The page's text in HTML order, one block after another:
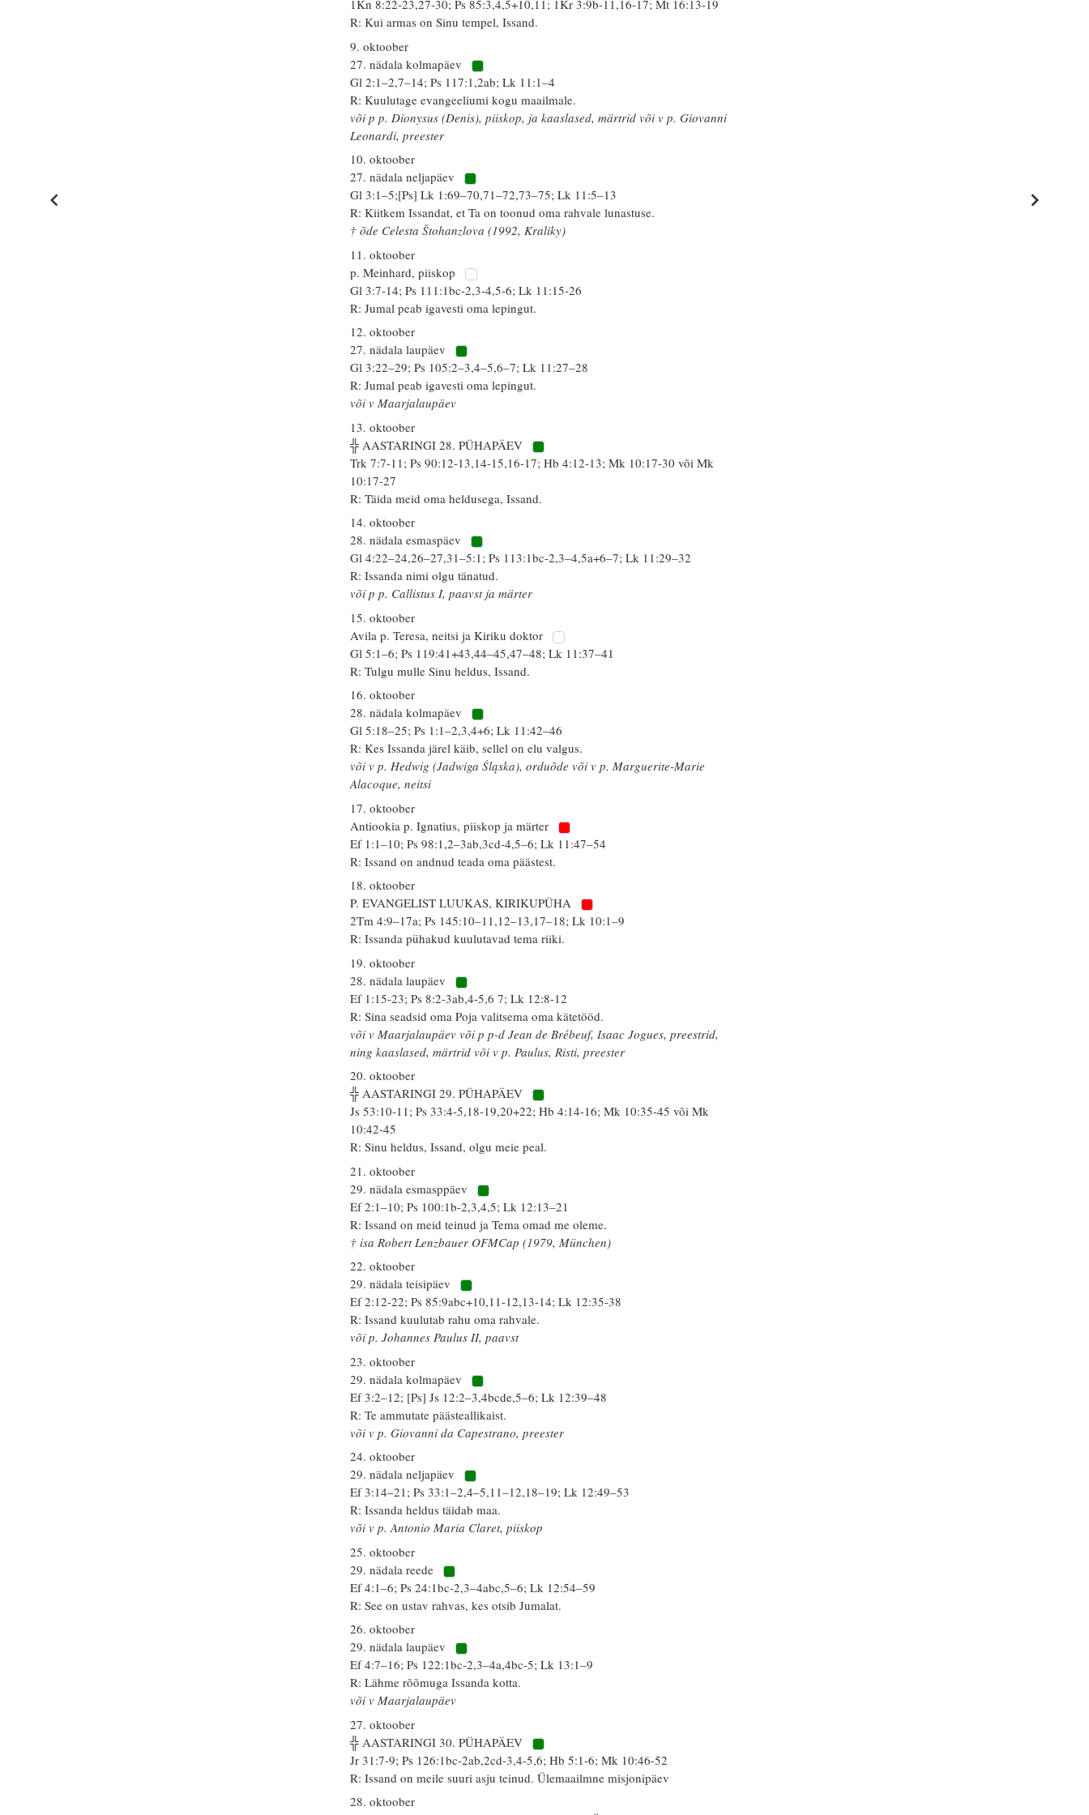
1Kn 8:22-23,27-30; Ps 85:3,4,5+10,11; 1Kr 3:9b-11,16-17; Mt 16:13-19
R: Kui armas on Sinu tempel, Issand.
9. oktoober
27. nädala kolmapäev
Gl 2:1–2,7–14; Ps 117:1,2ab; Lk 11:1–4
R: Kuulutage evangeeliumi kogu maailmale.
või p p. Dionysus (Denis), piiskop, ja kaaslased, märtrid või v p. Giovanni
Leonardi, preester
10. oktoober
27. nädala neljapäev
Gl 3:1–5;[Ps] Lk 1:69–70,71–72,73–75; Lk 11:5–13
R: Kiitkem Issandat, et Ta on toonud oma rahvale lunastuse.
† õde Celesta Štohanzlova (1992, Kraliky)
11. oktoober
p. Meinhard, piiskop
Gl 3:7-14; Ps 111:1bc-2,3-4,5-6; Lk 11:15-26
R: Jumal peab igavesti oma lepingut.
12. oktoober
27. nädala laupäev
Gl 3:22–29; Ps 105:2–3,4–5,6–7; Lk 11:27–28
R: Jumal peab igavesti oma lepingut.
või v Maarjalaupäev
13. oktoober
╬ AASTARINGI 28. PÜHAPÄEV
Trk 7:7-11; Ps 90:12-13,14-15,16-17; Hb 4:12-13; Mk 10:17-30 või Mk
10:17-27
R: Täida meid oma heldusega, Issand.
14. oktoober
28. nädala esmaspäev
Gl 4:22–24,26–27,31–5:1; Ps 113:1bc-2,3–4,5a+6–7; Lk 11:29–32
R: Issanda nimi olgu tänatud.
või p p. Callistus I, paavst ja märter
15. oktoober
Avila p. Teresa, neitsi ja Kiriku doktor
Gl 5:1–6; Ps 119:41+43,44–45,47–48; Lk 11:37–41
R: Tulgu mulle Sinu heldus, Issand.
16. oktoober
28. nädala kolmapäev
Gl 5:18–25; Ps 1:1–2,3,4+6; Lk 11:42–46
R: Kes Issanda järel käib, sellel on elu valgus.
või v p. Hedwig (Jadwiga Śląska), orduõde või v p. Marguerite-Marie
Alacoque, neitsi
17. oktoober
Antiookia p. Ignatius, piiskop ja märter
Ef 1:1–10; Ps 98:1,2–3ab,3cd-4,5–6; Lk 11:47–54
R: Issand on andnud teada oma päästest.
18. oktoober
P. EVANGELIST LUUKAS, KIRIKUPÜHA
2Tm 4:9–17a; Ps 145:10–11,12–13,17–18; Lk 10:1–9
R: Issanda pühakud kuulutavad tema riiki.
19. oktoober
28. nädala laupäev
Ef 1:15-23; Ps 8:2-3ab,4-5,6 7; Lk 12:8-12
R: Sina seadsid oma Poja valitsema oma kätetööd.
või v Maarjalaupäev või p p-d Jean de Brébeuf, Isaac Jogues, preestrid,
ning kaaslased, märtrid või v p. Paulus, Risti, preester
20. oktoober
╬ AASTARINGI 29. PÜHAPÄEV
Js 53:10-11; Ps 33:4-5,18-19,20+22; Hb 4:14-16; Mk 10:35-45 või Mk
10:42-45
R: Sinu heldus, Issand, olgu meie peal.
21. oktoober
29. nädala esmasppäev
Ef 2:1–10; Ps 100:1b-2,3,4,5; Lk 12:13–21
R: Issand on meid teinud ja Tema omad me oleme.
† isa Robert Lenzbauer OFMCap (1979, München)
22. oktoober
29. nädala teisipäev
Ef 2:12-22; Ps 85:9abc+10,11-12,13-14; Lk 12:35-38
R: Issand kuulutab rahu oma rahvale.
või p. Johannes Paulus II, paavst
23. oktoober
29. nädala kolmapäev
Ef 3:2–12; [Ps] Js 12:2–3,4bcde,5–6; Lk 12:39–48
R: Te ammutate päästeallikaist.
või v p. Giovanni da Capestrano, preester
24. oktoober
29. nädala neljapäev
Ef 3:14–21; Ps 33:1–2,4–5,11–12,18–19; Lk 12:49–53
R: Issanda heldus täidab maa.
või v p. Antonio Maria Claret, piiskop
25. oktoober
29. nädala reede
Ef 4:1–6; Ps 24:1bc-2,3–4abc,5–6; Lk 12:54–59
R: See on ustav rahvas, kes otsib Jumalat.
26. oktoober
29. nädala laupäev
Ef 4:7–16; Ps 122:1bc-2,3–4a,4bc-5; Lk 13:1–9
R: Lähme rõõmuga Issanda kotta.
või v Maarjalaupäev
27. oktoober
╬ AASTARINGI 30. PÜHAPÄEV
Jr 31:7-9; Ps 126:1bc-2ab,2cd-3,4-5,6; Hb 5:1-6; Mk 10:46-52
R: Issand on meile suuri asju teinud. Ülemaailmne misjonipäev
28. oktoober